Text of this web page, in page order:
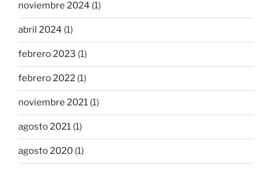
noviembre 2024 (1)
abril 2024 (1)
febrero 2023 (1)
febrero 2022 (1)
noviembre 2021 (1)
agosto 2021 (1)
agosto 2020 (1)